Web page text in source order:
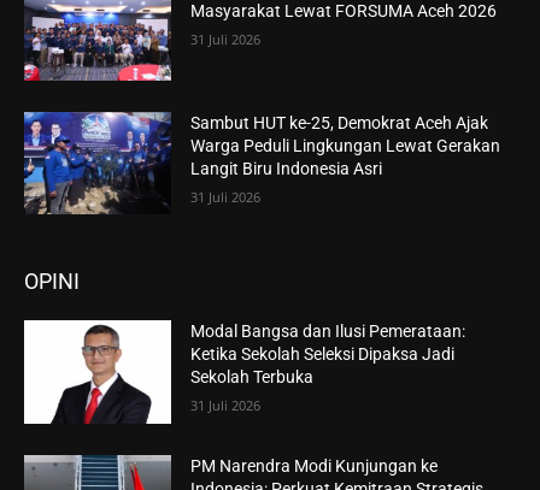
Masyarakat Lewat FORSUMA Aceh 2026
31 Juli 2026
Sambut HUT ke-25, Demokrat Aceh Ajak
Warga Peduli Lingkungan Lewat Gerakan
Langit Biru Indonesia Asri
31 Juli 2026
OPINI
Modal Bangsa dan Ilusi Pemerataan:
Ketika Sekolah Seleksi Dipaksa Jadi
Sekolah Terbuka
31 Juli 2026
PM Narendra Modi Kunjungan ke